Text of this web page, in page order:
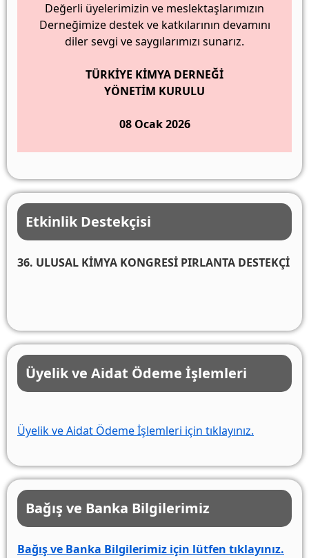
Değerli üyelerimizin ve meslektaşlarımızın
Derneğimize destek ve katkılarının devamını
diler sevgi ve saygılarımızı sunarız.
TÜRKİYE KİMYA DERNEĞİ
YÖNETİM KURULU
08 Ocak 2026
Etkinlik Destekçisi
36. ULUSAL KİMYA KONGRESİ PIRLANTA DESTEKÇİ
Üyelik ve Aidat Ödeme İşlemleri
Üyelik ve Aidat Ödeme İşlemleri için tıklayınız.
Bağış ve Banka Bilgilerimiz
Bağış ve Banka Bilgilerimiz için lütfen tıklayınız.